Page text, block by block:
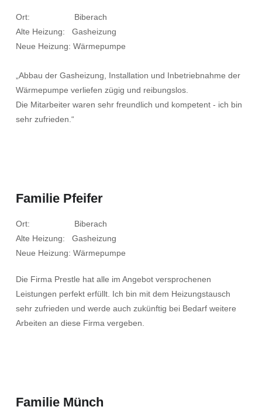
Ort: Biberach
Alte Heizung: Gasheizung
Neue Heizung: Wärmepumpe
„Abbau der Gasheizung, Installation und Inbetriebnahme der
Wärmepumpe verliefen zügig und reibungslos.
Die Mitarbeiter waren sehr freundlich und kompetent - ich bin
sehr zufrieden.“
Familie Pfeifer
Ort: Biberach
Alte Heizung: Gasheizung
Neue Heizung: Wärmepumpe
Die Firma Prestle hat alle im Angebot versprochenen
Leistungen perfekt erfüllt. Ich bin mit dem Heizungstausch
sehr zufrieden und werde auch zukünftig bei Bedarf weitere
Arbeiten an diese Firma vergeben.
Familie Münch